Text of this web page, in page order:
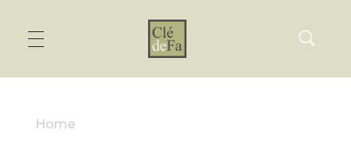
Home